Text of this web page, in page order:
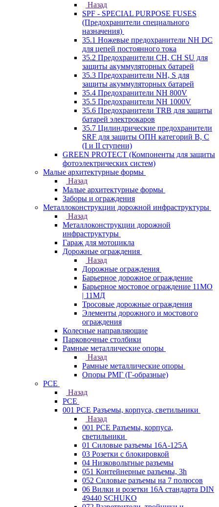
Назад
SPF - SPECIAL PURPOSE FUSES
(Предохранители специального
назначения)
35.1 Ножевые предохранители NH DC
для цепей постоянного тока
35.2 Предохранители CH, CH SU для
защиты акуммуляторных батарей
35.3 Предохранители NH, S для
защиты акуммуляторных батарей
35.4 Предохранители NH 800V
35.5 Предохранители NH 1000V
35.6 Предохранители TRB для защиты
батарей электрокаров
35.7 Цилиндрические предохранители
SRF для защиты ОПН категорий B, C
(I и II ступени)
GREEN PROTECT (Компоненты для защиты
фотоэлектрических систем)
Малые архитектурные формы
Назад
Малые архитектурные формы
Заборы и ограждения
Металлоконструкции дорожной инфраструктуры
Назад
Металлоконструкции дорожной
инфраструктуры
Гараж для мотоцикла
Дорожные ограждения
Назад
Дорожные ограждения
Барьерное дорожное ограждение
Барьерное мостовое ограждение 11МО
| 11МД
Тросовые дорожные ограждения
Элементы дорожного и мостового
ограждения
Колесные направляющие
Парковочные столбики
Рамные металлические опоры
Назад
Рамные металлические опоры
Опоры РМГ (Г-образные)
PCE
Назад
PCE
001 PCE Разъемы, корпуса, светильники
Назад
001 PCE Разъемы, корпуса,
светильники
01 Силовые разъемы 16А-125А
03 Розетки с блокировкой
04 Низковольтные разъемы
051 Контейнерные разъемы, 3h
052 Силовые разъемы на 7 полюсов
06 Вилки и розетки 16A стандарта DIN
49440 SCHUKO